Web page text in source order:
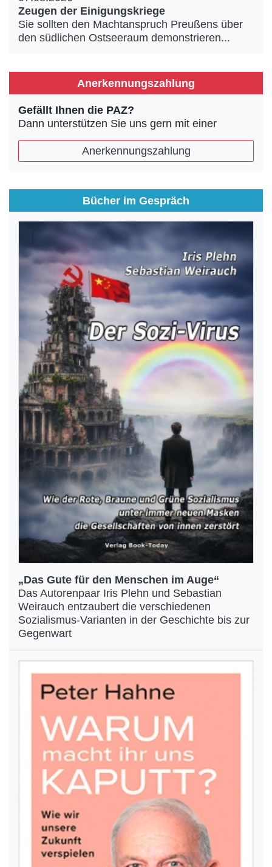
Zeugen der Einigungskriege
Sie sollten den Machtanspruch Preußens über
den südlichen Ostseeraum demonstrieren...
Anerkennungszahlung
Gefällt Ihnen die PAZ?
Dann unterstützen Sie uns gern mit einer
Anerkennungszahlung
Bücher im Gespräch
„Das Gute für den Menschen im Auge“
Das Autorenpaar Iris Plehn und Sebastian
Weirauch entzaubert die verschiedenen
Sozialismus-Varianten in der Geschichte bis zur
Gegenwart